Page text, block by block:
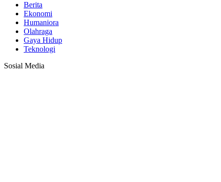
Berita
Ekonomi
Humaniora
Olahraga
Gaya Hidup
Teknologi
Sosial Media